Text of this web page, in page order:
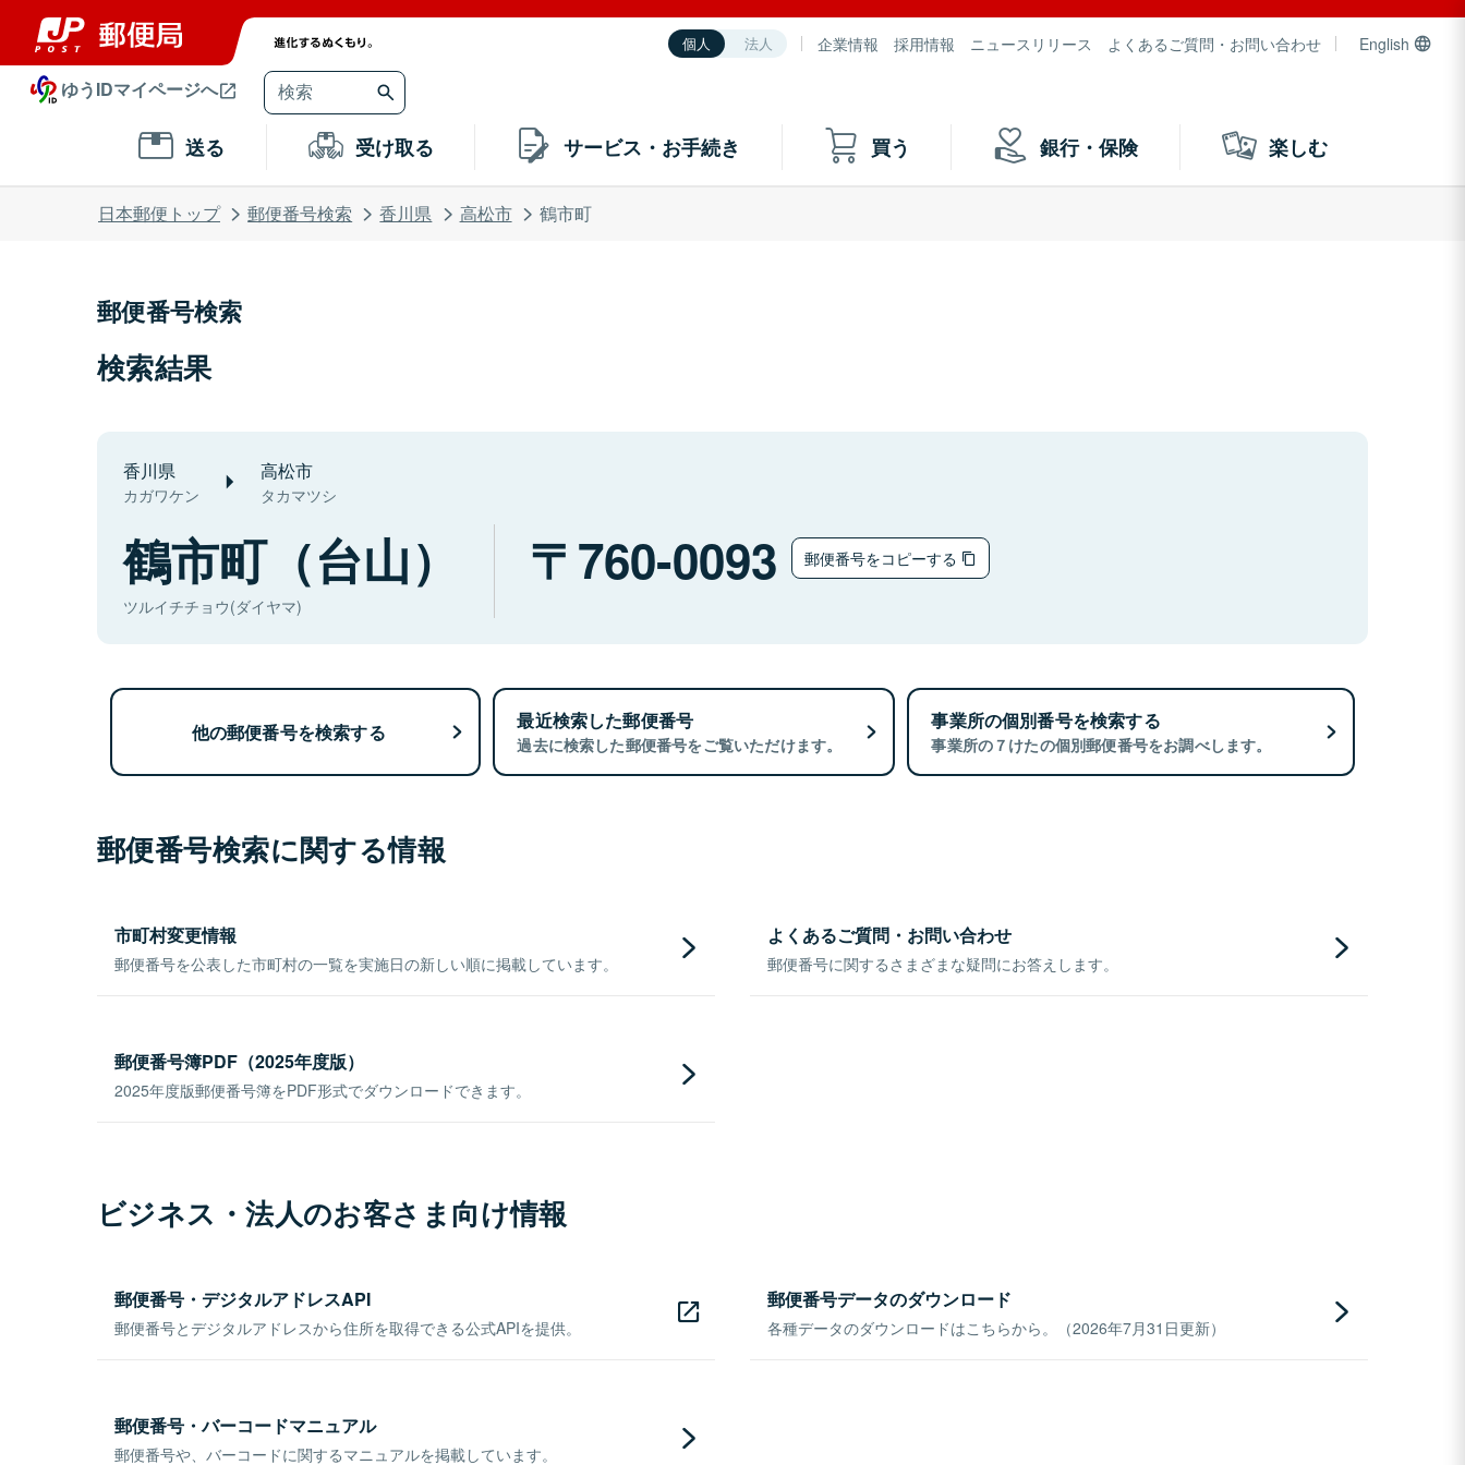
個人 法人 企業情報 採用情報 ニュースリリース よくあるご質問・お問い合わせ English
ゆうIDマイページへ
送る 受け取る サービス・お手続き 買う 銀行・保険 楽しむ
日本郵便トップ 郵便番号検索 香川県 高松市 鶴市町
郵便番号検索
検索結果
香川県
カガワケン
高松市
タカマツシ
鶴市町（台山）
ツルイチチョウ(ダイヤマ)
760-0093 郵便番号をコピーする
他の郵便番号を検索する 最近検索した郵便番号
過去に検索した郵便番号をご覧いただけます。
事業所の個別番号を検索する
事業所の７けたの個別郵便番号をお調べします。
郵便番号検索に関する情報
市町村変更情報
郵便番号を公表した市町村の一覧を実施日の新しい順に掲載しています。
よくあるご質問・お問い合わせ
郵便番号に関するさまざまな疑問にお答えします。
郵便番号簿PDF（2025年度版）
2025年度版郵便番号簿をPDF形式でダウンロードできます。
ビジネス・法人のお客さま向け情報
郵便番号・デジタルアドレスAPI
郵便番号とデジタルアドレスから住所を取得できる公式APIを提供。
郵便番号データのダウンロード
各種データのダウンロードはこちらから。（2026年7月31日更新）
郵便番号・バーコードマニュアル
郵便番号や、バーコードに関するマニュアルを掲載しています。